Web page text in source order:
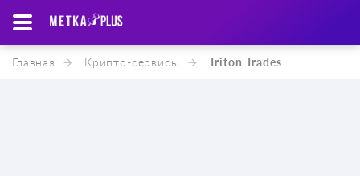
Главная Крипто-cервисы Triton Trades